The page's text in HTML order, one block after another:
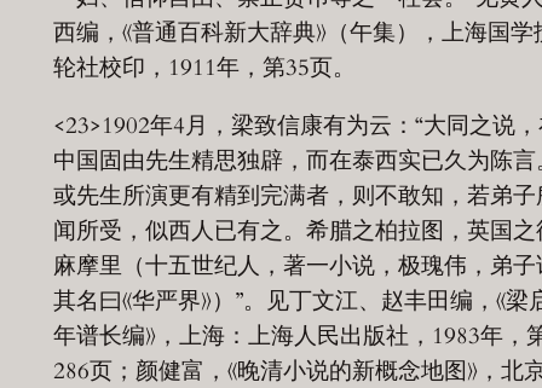
西编，《普通百科新大辞典》（午集），上海国学
轮社校印，1911年，第35页。
<23>1902年4月，梁致信康有为云：“大同之说
中国固由先生精思独辟，而在泰西实已久为陈言
或先生所演更有精到完满者，则不敢知，若弟子
闻所受，似西人已有之。希腊之柏拉图，英国之
麻摩里（十五世纪人，著一小说，极瑰伟，弟子
其名曰《华严界》）”。见丁文江、赵丰田编，《梁
年谱长编》，上海：上海人民出版社，1983年，
286页；颜健富，《晚清小说的新概念地图》，北